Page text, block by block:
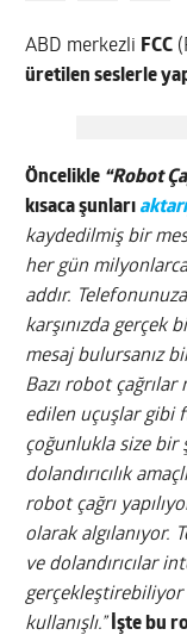
ABD merkezli FCC
üretilen seslerle
Öncelikle “Robot
kısaca şunları
kaydedilmiş bir
her gün
addır.
karşınızda gerçek
mesaj bulursanız
Bazı robot
edilen uçuşlar gibi
çoğunlukla size bir
dolandırıcılık
robot çağrı
olarak algılanıyor.
ve dolandırıcılar
kullanışlı.” İşte bu